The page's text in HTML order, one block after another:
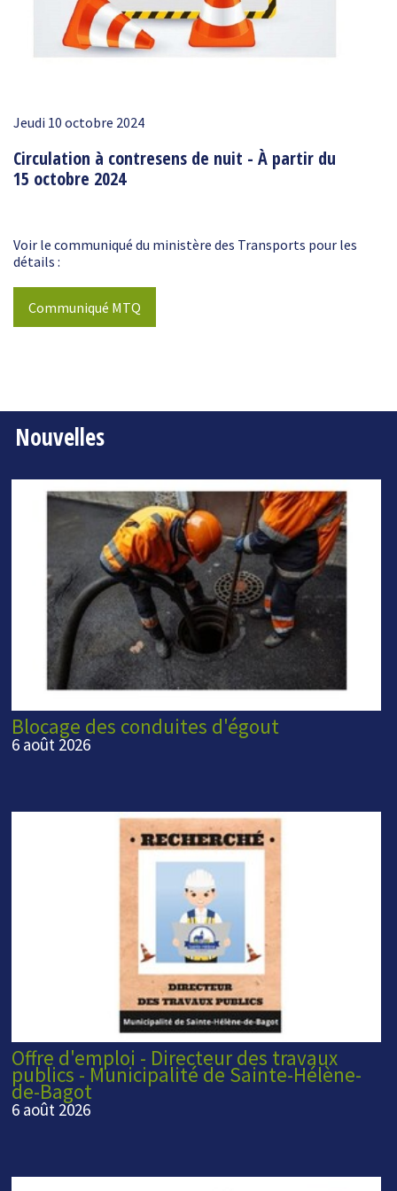
Jeudi 10 octobre 2024
Circulation à contresens de nuit - À partir du
15 octobre 2024
Voir le communiqué du ministère des Transports pour les
détails :
Communiqué MTQ
Nouvelles
Blocage des conduites d'égout
6 août 2026
Offre d'emploi - Directeur des travaux
publics - Municipalité de Sainte-Hélène-
de-Bagot
6 août 2026